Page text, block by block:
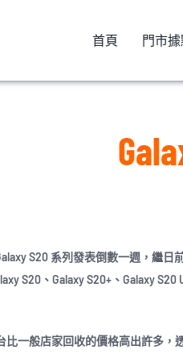
首頁 門市
S20 系列發表倒數一週，繼
S20、Galaxy S20+、Galaxy
比一般店家回收的價格高出許多